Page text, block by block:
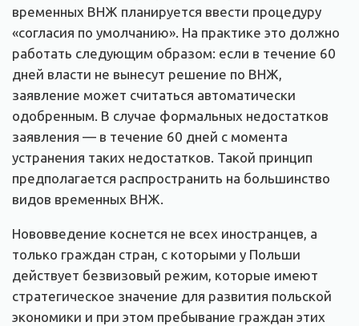
временных ВНЖ планируется ввести процедуру
«согласия по умолчанию». На практике это должно
работать следующим образом: если в течение 60
дней власти не вынесут решение по ВНЖ,
заявление может считаться автоматически
одобренным. В случае формальных недостатков
заявления — в течение 60 дней с момента
устранения таких недостатков. Такой принцип
предполагается распространить на большинство
видов временных ВНЖ.
Нововведение коснется не всех иностранцев, а
только граждан стран, с которыми у Польши
действует безвизовый режим, которые имеют
стратегическое значение для развития польской
экономики и при этом пребывание граждан этих